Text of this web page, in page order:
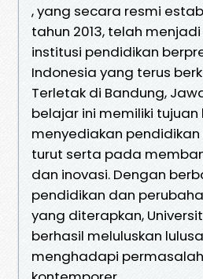
, yang secara resmi
tahun 2013, telah
institusi pendidikan
Indonesia yang terus
Terletak di Bandung,
belajar ini memiliki tujuan
menyediakan
turut serta pada
dan inovasi. Dengan
pendidikan dan
yang diterapkan,
berhasil meluluskan
menghadapi